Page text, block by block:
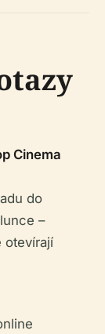
Cinema
do
–
otevírají